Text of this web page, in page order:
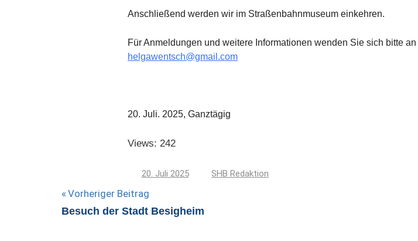
Anschließend werden wir im Straßenbahnmuseum einkehren.
Für Anmeldungen und weitere Informationen wenden Sie sich bitte
helgawentsch@gmail.com
20. Juli. 2025, Ganztägig
Views: 242
20. Juli 2025 SHB Redaktion
Beitragsnavigation
Vorheriger Beitrag
Besuch der Stadt Besigheim